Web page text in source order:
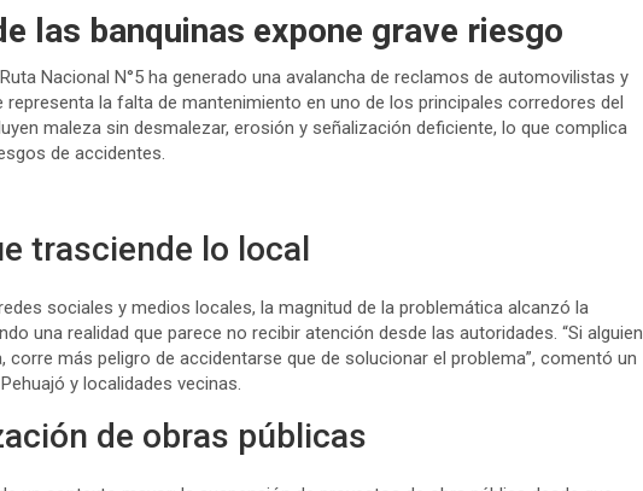
las banquinas expone grave riesgo
Nacional N°5 ha generado una avalancha de reclamos de automovilistas y
la falta de mantenimiento en uno de los principales corredores del
maleza sin desmalezar, erosión y señalización deficiente, lo que complica
de accidentes.
trasciende lo local
sociales y medios locales, la magnitud de la problemática alcanzó la
una realidad que parece no recibir atención desde las autoridades. “Si alguien
más peligro de accidentarse que de solucionar el problema”, comentó un
y localidades vecinas.
de obras públicas